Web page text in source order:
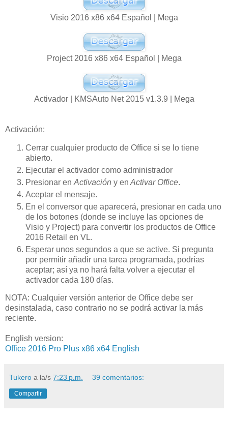
Visio 2016 x86 x64 Español | Mega
Project 2016 x86 x64 Español | Mega
Activador | KMSAuto Net 2015 v1.3.9 | Mega
Activación:
Cerrar cualquier producto de Office si se lo tiene
abierto.
Ejecutar el activador como administrador
Presionar en Activación y en Activar Office.
Aceptar el mensaje.
En el conversor que aparecerá, presionar en cada uno
de los botones (donde se incluye las opciones de
Visio y Project) para convertir los productos de Office
2016 Retail en VL.
Esperar unos segundos a que se active. Si pregunta
por permitir añadir una tarea programada, podrías
aceptar; así ya no hará falta volver a ejecutar el
activador cada 180 días.
NOTA: Cualquier versión anterior de Office debe ser
desinstalada, caso contrario no se podrá activar la más
reciente.
English version:
Office 2016 Pro Plus x86 x64 English
Tukero a la/s 7:23 p.m. 39 comentarios:
Compartir